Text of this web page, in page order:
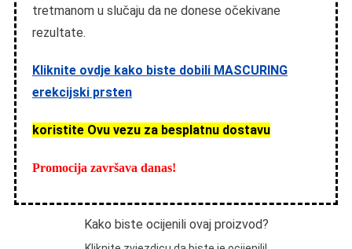
tretmanom u slučaju da ne donese očekivane
rezultate.
Kliknite ovdje kako biste dobili MASCURING
erekcijski prsten
koristite Ovu vezu za besplatnu dostavu
Promocija završava danas!
Kako biste ocijenili ovaj proizvod?